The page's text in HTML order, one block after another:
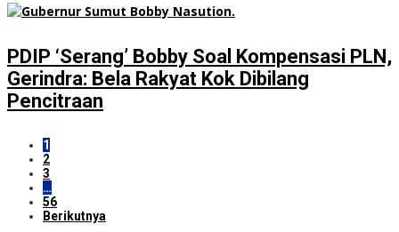
PDIP ‘Serang’ Bobby Soal Kompensasi PLN,
Gerindra: Bela Rakyat Kok Dibilang
Pencitraan
1
2
3
…
56
Berikutnya